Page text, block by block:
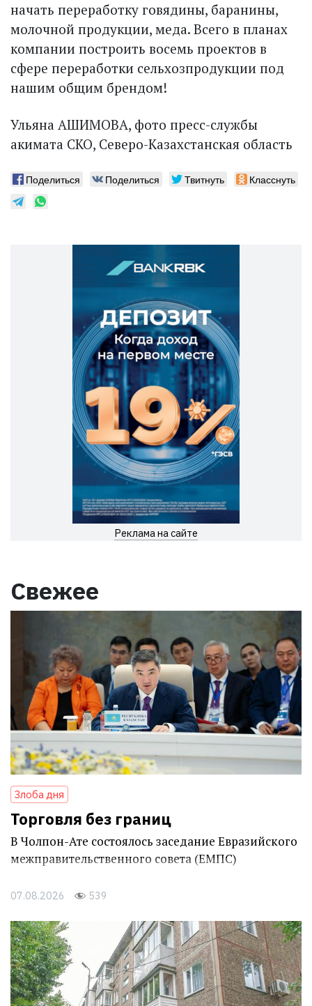
начать переработку говядины, баранины,
молочной продукции, меда. Всего в планах
компании построить восемь проектов в
сфере переработки сельхозпродукции под
нашим общим брендом!
Ульяна АШИМОВА, фото пресс-службы
акимата СКО, Северо-Казахстанская область
Поделиться Поделиться Твитнуть Класснуть
Реклама на сайте
Свежее
Злоба дня
Торговля без границ
В Чолпон-Ате состоялось заседание Евразийского
межправительственного совета (ЕМПС)
07.08.2026 539